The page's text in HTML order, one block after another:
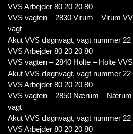
VVS Arbejder 80 20 20 80
VVS vagten – 2830 Virum – Virum
vagt
Akut VVS døgnvagt, vagt nummer 22
VVS Arbejder 80 20 20 80
VVS vagten – 2840 Holte – Holte
Akut VVS døgnvagt, vagt nummer 22
VVS Arbejder 80 20 20 80
VVS vagten – 2850 Nærum –
vagt
Akut VVS døgnvagt, vagt nummer 22
VVS Arbejder 80 20 20 80